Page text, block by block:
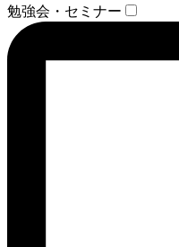
勉強会・セミナー